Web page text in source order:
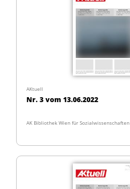
AKtuell
Nr. 3 vom 13.06.2022
AK Bibliothek Wien für Sozialwissenschaften